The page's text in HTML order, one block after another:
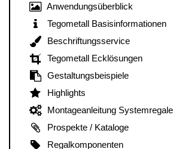
Anwendungsüberblick
Tegometall Basisinformationen
Beschriftungsservice
Tegometall Ecklösungen
Gestaltungsbeispiele
Highlights
Montageanleitung Systemregale
Prospekte / Kataloge
Regalkomponenten